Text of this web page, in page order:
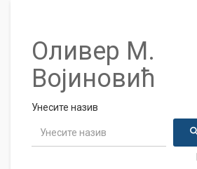
Оливер М.
Војиновић
Унесите назив